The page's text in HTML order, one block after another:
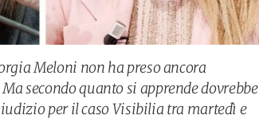
Meloni non ha preso ancora
secondo quanto si apprende dovrebbe
per il caso Visibilia tra martedì e